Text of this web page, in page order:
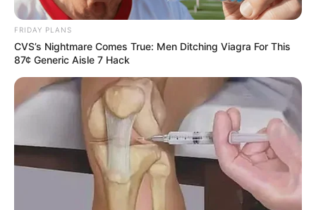
FRIDAY PLANS
CVS’s Nightmare Comes True: Men Ditching Viagra For This
87¢ Generic Aisle 7 Hack